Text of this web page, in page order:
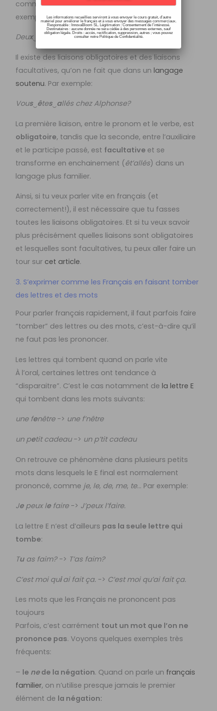
commence par unevoyelleou unH muet. Par
exemple:
Deux‿ mis.
Il existe des liaisons obligatoires et des liaisons
facultatives, qu’on ne fait que dans unlangage
soutenu. Par exemple:
Vous‿ êtes‿ allés chez Alphonse?
La première liaison, entre le pronom et le verbe, est
obligatoire, tandis que la seconde, entre l’auxiliaire
et le participe passé, est facultative et se
transforme en enchainement (êt’allés) dans un
langage plus familier.
Ainsi, si tu veux parler vite en français (et
correctement!), il est nécessaire que tu fasses
toutes les liaisons obligatoires. Et si tu veux savoir
plus précisément quelles liaisons sont obligatoires
et lesquelles sont facultatives, tu peux aller faire un
tour sur cet article.
3. S’exprimer comme les Français en faisant tomber
des lettres et des mots
Pour parler français rapidement, il faut parfois faire
“tomber” des lettres ou des mots, c’est-à-dire qu’il
ne faut pas les prononcer.
Les lettres qui tombent quand on parle vite
À l’oral, certaines lettres ont tendance à
“disparaitre”. C’est le cas notamment dela lettre E
qui tombent dans les mots suivants:
une fenêtre-> une f’nêtre
un petit cadeau-> un p’tit cadeau
On retrouve ce phénomène dans plusieurs petits
mots dans lesquels le E final est normalement
prononcé, comme je, le, de, me, te… Par exemple:
Jepeux lefaire-> J’peux l’faire.
La lettre E n’est d’ailleurs pas la seule lettre qui
tombe:
Tuas faim?-> T’as faim?
C’est moi quiai fait ça. -> C’est moi qu’ai fait ça.
Les mots que les Français ne prononcent pas
toujours
Parfois, c’est carrément tout un mot que l’on ne
prononce pas. Voyons quelques exemples très
fréquents:
– le nede la négation. Quand on parle un français
familier, on n’utilise presque jamais le premier
élément de la négation:
Les informations recueillies serviront à vous envoyer le cours gratuit, d’autre
matériel pour améliorer le français et à vous envoyer des messages commerciaux.
Responsable : InnovaBloom SL. Légitimation : Consentement de l’intéressé.
Destinataires : aucune donnée ne sera cédée à des personnes externes, sauf
obligation légale. Droits : accès, rectification, suppression, autres ; vous pouvez
consulter notre Politique de Confidentialité.